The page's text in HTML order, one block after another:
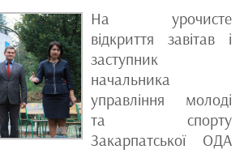
На урочисте
відкриття завітав і
заступник
начальника
управління молоді
та спорту
Закарпатської ОДА